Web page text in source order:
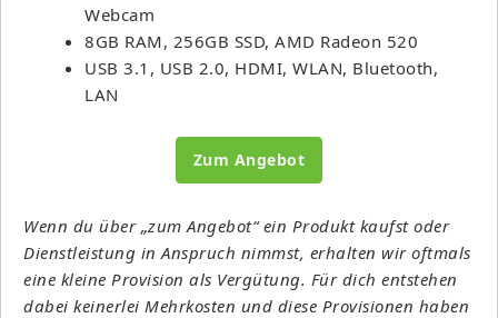
Webcam
8GB RAM, 256GB SSD, AMD Radeon 520
USB 3.1, USB 2.0, HDMI, WLAN, Bluetooth,
LAN
Zum Angebot
Wenn du über „zum Angebot“ ein Produkt kaufst oder
Dienstleistung in Anspruch nimmst, erhalten wir oftmals
eine kleine Provision als Vergütung. Für dich entstehen
dabei keinerlei Mehrkosten und diese Provisionen haben